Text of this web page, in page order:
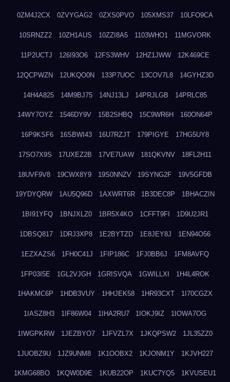
0ZM4J2CX 0ZVYGAG2 0ZXS0PVO 105XMS37 10LFO9CA
10SRNZZ2 10ZH1AUS 10ZZI8A5 1103WHO1 11MGVORK
11P2UCTJ 126I93O6 12FS3WHV 12HZ1JWW 12K469CE
12QCPWZN 12UKQO0N 133P7UOC 13COV7L8 14GYHZ3D
14H4A825 14M9BJ75 14NJ13LJ 14PRJLGB 14PRLC85
14WY7OYZ 1546DY9V 15B2SHBQ 15C9WR6H 160ON64P
16P9KSF6 16SBWI43 16U7RZJT 179PIGYE 17HG5UY8
17SO7X9S 17UXEZ2B 17VE7UAW 181QKVNV 18FL2H11
18UVF9V8 19CWX8Y9 19S0NNZV 19SYNG2F 19V5GFDB
19YDYQRW 1AU5Q96D 1AXWRT6R 1B3DEC8P 1BHACZIN
1BI91YFQ 1BNJXLZ0 1BR5X4KO 1CFFT9FI 1D9U2JR1
1DBSQ817 1DRJ3XP8 1E2BYTZD 1E8JEY8J 1EN94O56
1EZXAZS6 1FH0C41J 1FIP186C 1FJ0BB6J 1FM8AVFQ
1FP03I5E 1GL2VJGH 1GRISVQA 1GWILLXI 1H4L4ROK
1HAKMC6P 1HDB3VUY 1HHJEK58 1HR93CXT 1I70CGZX
1IASZ8H3 1IF86W04 1IHA2RU7 1IOKJ9IZ 1IOWA7OG
1IWGPKRW 1JEZBYO7 1JFVZL7X 1JKQPSW2 1JL35ZZ0
1JUOBZ9U 1JZ9UNM8 1K1OOBX2 1KJONM1Y 1KJVH227
1KMG68BO 1KQW0D9E 1KUB22OP 1KUC7YQ5 1KVUSEU1